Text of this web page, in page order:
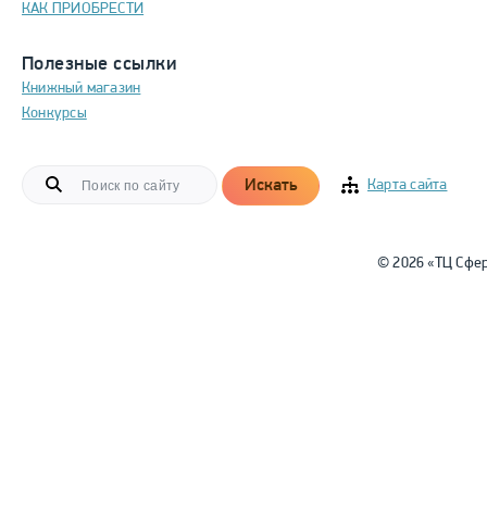
КАК ПРИОБРЕСТИ
Полезные ссылки
Книжный магазин
Конкурсы
Искать Карта сайта
© 2026 «ТЦ